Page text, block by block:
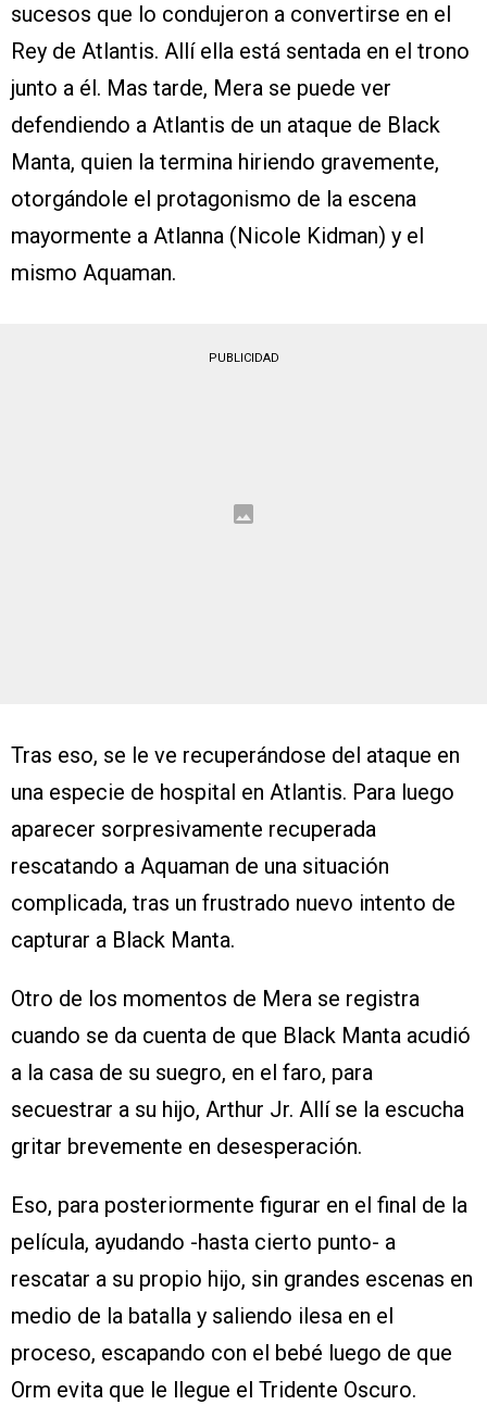
sucesos que lo condujeron a convertirse en el
Rey de Atlantis. Allí ella está sentada en el trono
junto a él. Mas tarde, Mera se puede ver
defendiendo a Atlantis de un ataque de Black
Manta, quien la termina hiriendo gravemente,
otorgándole el protagonismo de la escena
mayormente a Atlanna (Nicole Kidman) y el
mismo Aquaman.
PUBLICIDAD
Tras eso, se le ve recuperándose del ataque en
una especie de hospital en Atlantis. Para luego
aparecer sorpresivamente recuperada
rescatando a Aquaman de una situación
complicada, tras un frustrado nuevo intento de
capturar a Black Manta.
Otro de los momentos de Mera se registra
cuando se da cuenta de que Black Manta acudió
a la casa de su suegro, en el faro, para
secuestrar a su hijo, Arthur Jr. Allí se la escucha
gritar brevemente en desesperación.
Eso, para posteriormente figurar en el final de la
película, ayudando -hasta cierto punto- a
rescatar a su propio hijo, sin grandes escenas en
medio de la batalla y saliendo ilesa en el
proceso, escapando con el bebé luego de que
Orm evita que le llegue el Tridente Oscuro.